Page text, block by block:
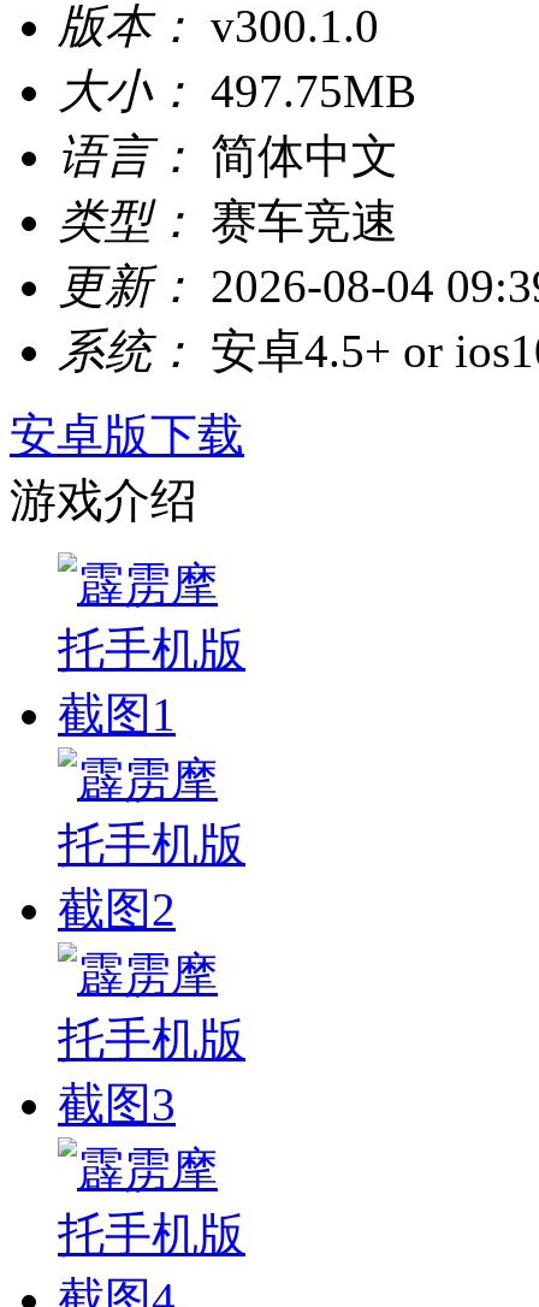
版本： v300.1.0
大小： 497.75MB
语言： 简体中文
类型： 赛车竞速
更新： 2026-08-04
系统： 安卓4.5+ or
安卓版下载
游戏介绍